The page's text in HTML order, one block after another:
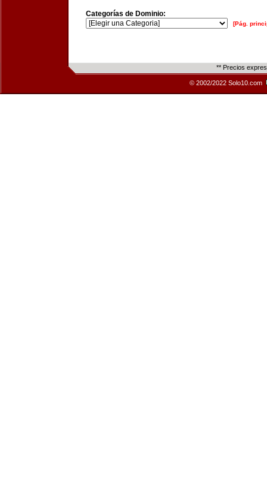
Categorías de Dominio:
[Pág.
** Precios
© 2002/2022 Solo10.com